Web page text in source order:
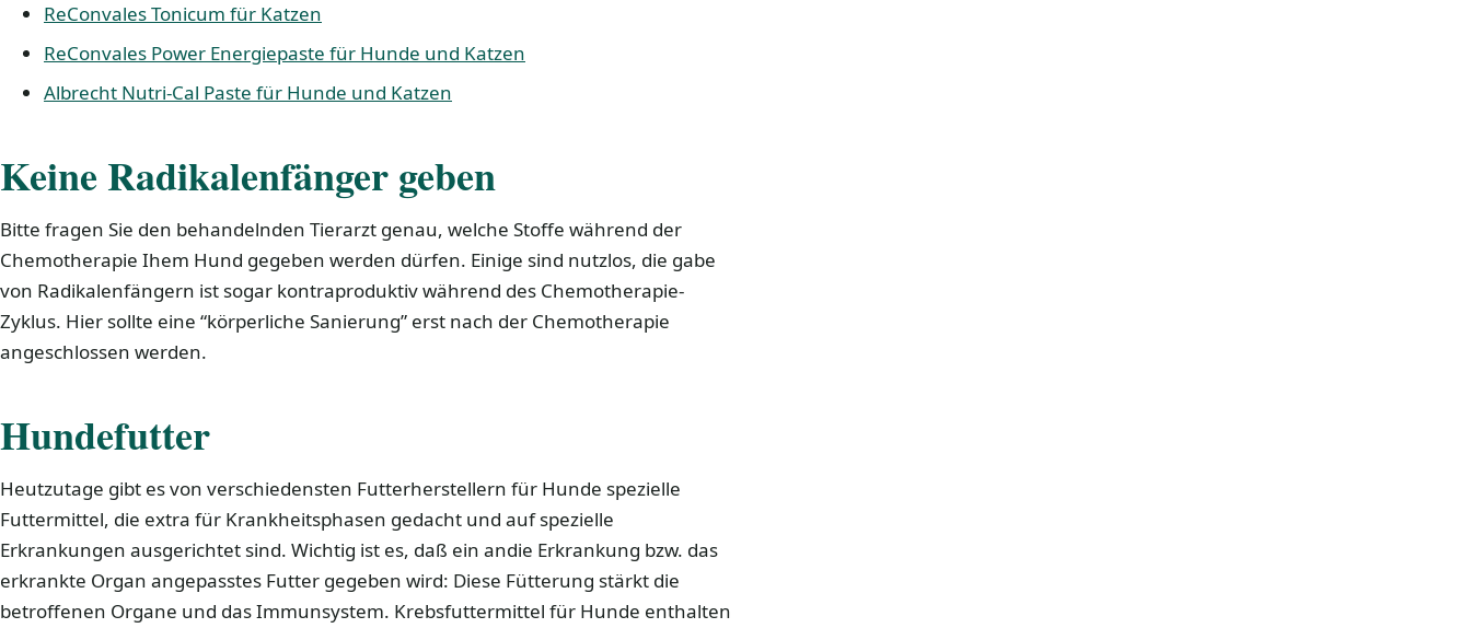
ReConvales Tonicum für Katzen
ReConvales Power Energiepaste für Hunde und Katzen
Albrecht Nutri-Cal Paste für Hunde und Katzen
Keine Radikalenfänger geben
Bitte fragen Sie den behandelnden Tierarzt genau, welche Stoffe während der
Chemotherapie Ihem Hund gegeben werden dürfen. Einige sind nutzlos, die gabe
von Radikalenfängern ist sogar kontraproduktiv während des Chemotherapie-
Zyklus. Hier sollte eine “körperliche Sanierung” erst nach der Chemotherapie
angeschlossen werden.
Hundefutter
Heutzutage gibt es von verschiedensten Futterherstellern für Hunde spezielle
Futtermittel, die extra für Krankheitsphasen gedacht und auf spezielle
Erkrankungen ausgerichtet sind. Wichtig ist es, daß ein andie Erkrankung bzw. das
erkrankte Organ angepasstes Futter gegeben wird: Diese Fütterung stärkt die
betroffenen Organe und das Immunsystem. Krebsfuttermittel für Hunde enthalten